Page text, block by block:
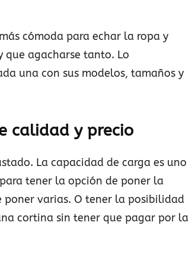
cómoda para echar la ropa y
que agacharse tanto. Lo
una con sus modelos, tamaños y
calidad y precio
La capacidad de carga es uno
tener la opción de poner la
varias. O tener la posibilidad
cortina sin tener que pagar por la